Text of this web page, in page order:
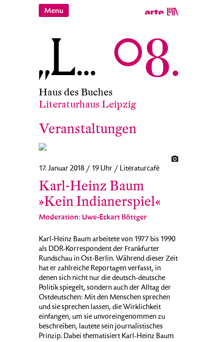
Haus des Buches
Literaturhaus Leipzig
Veranstaltungen
17. Januar 2018 / 19 Uhr / Literaturcafé
Karl-Heinz Baum
»Kein Indianerspiel«
Moderation: Uwe-Eckart Böttger
Karl-Heinz Baum arbeitete von 1977 bis 1990
als DDR-Korrespondent der Frankfurter
Rundschau in Ost-Berlin. Während dieser Zeit
hat er zahlreiche Reportagen verfasst, in
denen sich nicht nur die deutsch-deutsche
Politik spiegelt, sondern auch der Alltag der
Ostdeutschen: Mit den Menschen sprechen
und sie sprechen lassen, die Wirklichkeit
einfangen, um sie unvoreingenommen zu
beschreiben, lautete sein journalistisches
Prinzip. Dabei thematisiert Karl-Heinz Baum